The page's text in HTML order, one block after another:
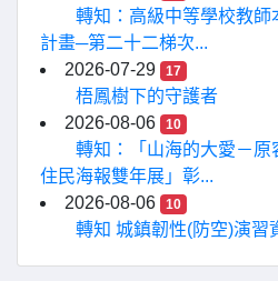
轉知：高級中等學校教
計畫─第二十二梯次...
2026-07-29
17
梧鳳樹下的守護者
2026-08-06
10
轉知：「山海的大愛－原
住民海報雙年展」彰...
2026-08-06
10
轉知 城鎮韌性(防空)演習